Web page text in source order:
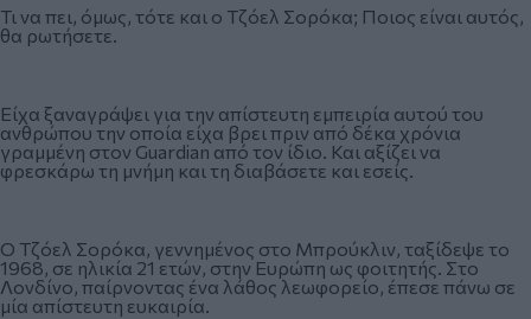
Τι να πει, όμως, τότε και ο Τζόελ Σορόκα; Ποιος είναι αυτός,
θα ρωτήσετε.
Είχα ξαναγράψει για την απίστευτη εμπειρία αυτού του
ανθρώπου την οποία είχα βρει πριν από δέκα χρόνια
γραμμένη στον Guardian από τον ίδιο. Και αξίζει να
φρεσκάρω τη μνήμη και τη διαβάσετε και εσείς.
Ο Τζόελ Σορόκα, γεννημένος στο Μπρούκλιν, ταξίδεψε το
1968, σε ηλικία 21 ετών, στην Ευρώπη ως φοιτητής. Στο
Λονδίνο, παίρνοντας ένα λάθος λεωφορείο, έπεσε πάνω σε
μία απίστευτη ευκαιρία.